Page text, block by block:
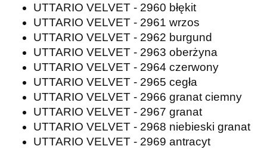
UTTARIO VELVET - 2960 błękit
UTTARIO VELVET - 2961 wrzos
UTTARIO VELVET - 2962 burgund
UTTARIO VELVET - 2963 oberżyna
UTTARIO VELVET - 2964 czerwony
UTTARIO VELVET - 2965 cegła
UTTARIO VELVET - 2966 granat ciemny
UTTARIO VELVET - 2967 granat
UTTARIO VELVET - 2968 niebieski granat
UTTARIO VELVET - 2969 antracyt